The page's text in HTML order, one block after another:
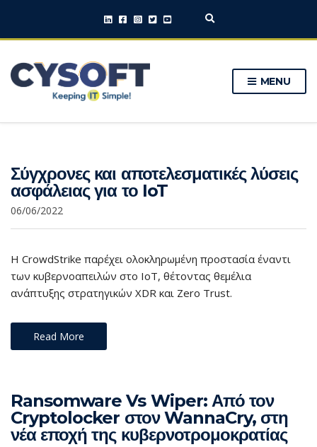
E
p
a
f
o
MENU
Σύγχρονες και αποτελεσματικές λύσεις
ασφάλειας για το IoT
06/06/2022
Η CrowdStrike παρέχει ολοκληρωμένη προστασία έναντι
των κυβερνοαπειλών στο IoT, θέτοντας θεμέλια
ανάπτυξης στρατηγικών XDR και Zero Trust.
Read More
Ransomware Vs Wiper: Από τον
Cryptolocker στον WannaCry, στη
νέα εποχή της κυβερνοτρομοκρατίας